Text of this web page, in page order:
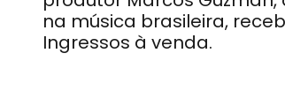
na música brasileira,
Ingressos à venda.